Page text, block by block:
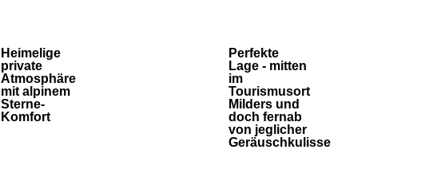
Heimelige
private
Atmosphäre
mit alpinem
Sterne-
Komfort
Perfekte
Lage - mitten
im
Tourismusort
Milders und
doch fernab
von jeglicher
Geräuschkulisse